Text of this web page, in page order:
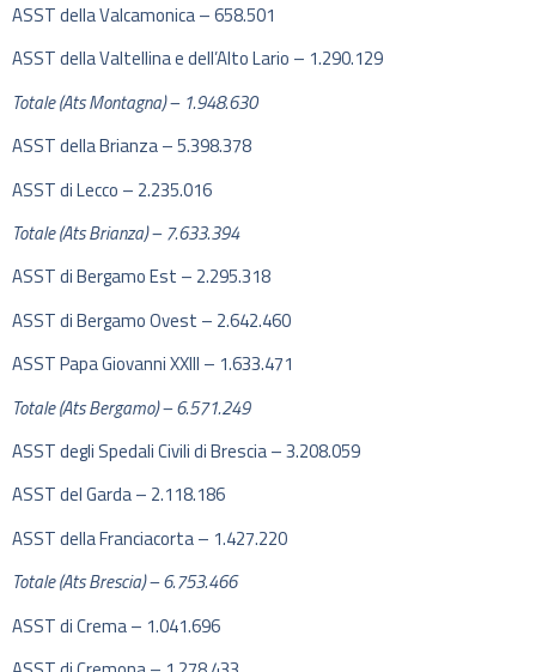
ASST della Valcamonica – 658.501​
ASST della Valtellina e dell’Alto Lario – 1.290.129​
Totale (Ats Montagna) – 1.948.630​
ASST della Brianza – 5.398.378​
ASST di Lecco – 2.235.016​
Totale (Ats Brianza) – 7.633.394​
ASST di Bergamo Est – 2.295.318​
ASST di Bergamo Ovest – 2.642.460​
ASST Papa Giovanni XXIII – 1.633.471​
Totale (Ats Bergamo) – 6.571.249​
ASST degli Spedali Civili di Brescia – 3.208.059​
ASST del Garda – 2.118.186​
ASST della Franciacorta – 1.427.220​
Totale (Ats Brescia) – 6.753.466​
ASST di Crema – 1.041.696​